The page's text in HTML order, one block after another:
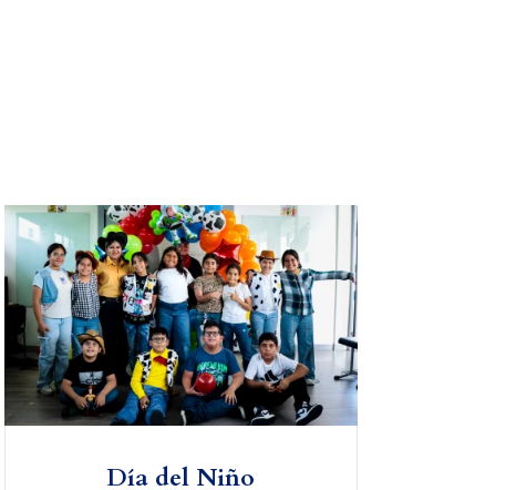
Día del Niño